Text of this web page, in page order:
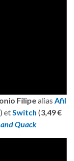
Filipealias Afil
etSwitch (3,49 €
Quack